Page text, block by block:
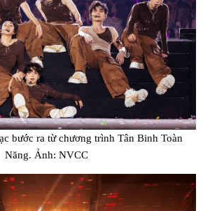
bước ra từ chương trình Tân Binh Toàn
Năng. Ảnh: NVCC